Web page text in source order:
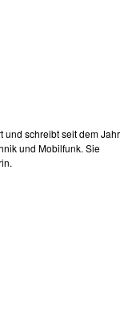
und schreibt seit dem Jahr
und Mobilfunk. Sie